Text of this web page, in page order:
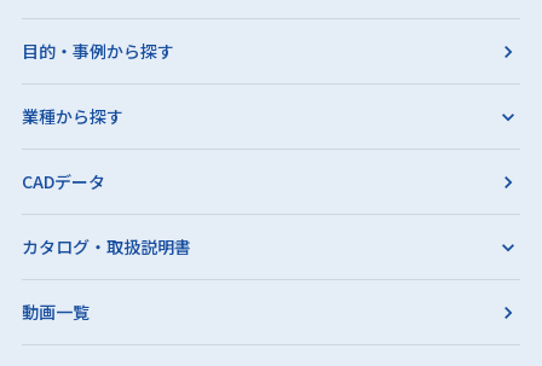
目的・事例から探す
業種から探す
CADデータ
カタログ・取扱説明書
動画一覧